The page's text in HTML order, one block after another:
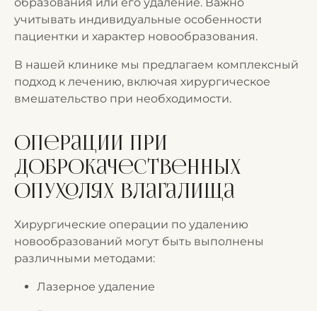
учитывать индивидуальные особенности
пациентки и характер новообразования.
В нашей клинике мы предлагаем комплексный
подход к лечению, включая хирургическое
вмешательство при необходимости.
Операции при
доброкачественных
опухолях влагалища
Хирургические операции по удалению
новообразований могут быть выполнены
различными методами:
Лазерное удаление